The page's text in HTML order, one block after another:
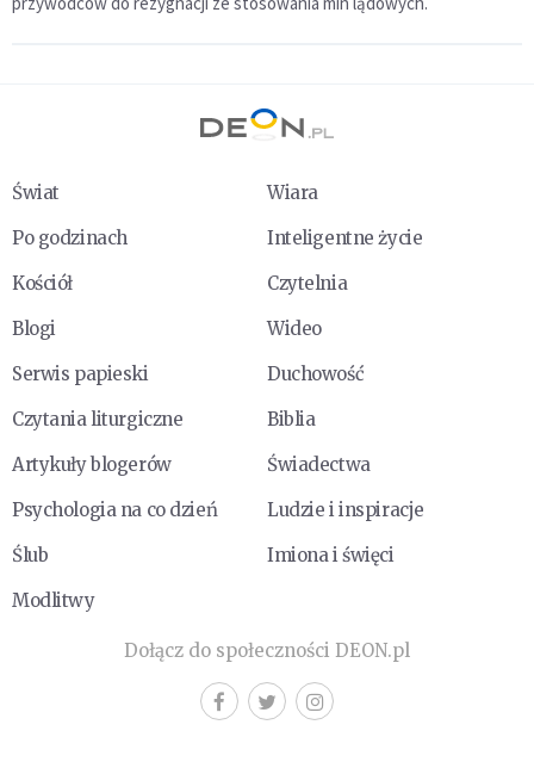
Świat
Wiara
Po godzinach
Inteligentne życie
Kościół
Czytelnia
Blogi
Wideo
Serwis papieski
Duchowość
Czytania liturgiczne
Biblia
Artykuły blogerów
Świadectwa
Psychologia na co dzień
Ludzie i inspiracje
Ślub
Imiona i święci
Modlitwy
Dołącz do społeczności DEON.pl